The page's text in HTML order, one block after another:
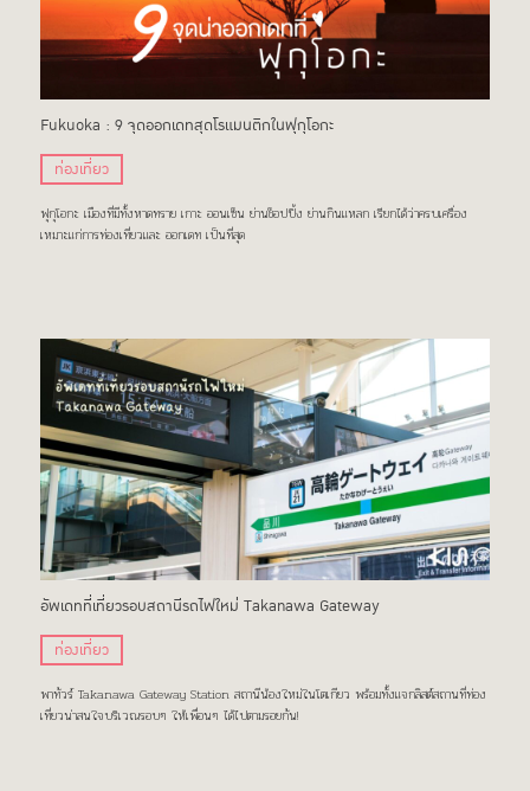
Fukuoka : 9 จุดออกเดทสุดโรแมนติกในฟุกุโอกะ
ท่องเที่ยว
ฟุกุโอกะ เมืองที่มีทั้งหาดทราย เกาะ ออนเซ็น ย่านช็อปปิ้ง ย่านกินแหลก เรียกได้ว่าครบเครื่อง
เหมาะแก่การท่องเที่ยวและ ออกเดท เป็นที่สุด
อัพเดทที่เที่ยวรอบสถานีรถไฟใหม่ Takanawa Gateway
ท่องเที่ยว
พาทัวร์ Takanawa Gateway Station สถานีน้องใหม่ในโตเกียว พร้อมทั้งแจกลิสต์สถานที่ท่อง
เที่ยวน่าสนใจบริเวณรอบๆ ให้เพื่อนๆ ได้ไปตามรอยกัน!